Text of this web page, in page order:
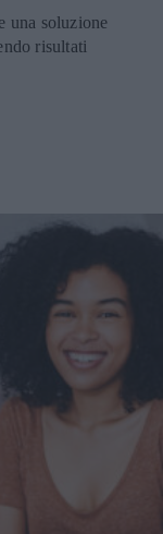
una soluzione
risultati